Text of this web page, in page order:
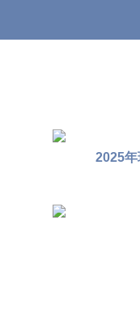
2025